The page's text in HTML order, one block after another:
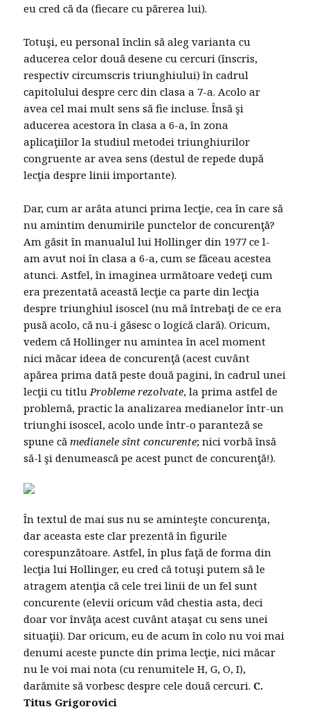
eu cred că da (fiecare cu părerea lui).
Totuşi, eu personal înclin să aleg varianta cu
aducerea celor două desene cu cercuri (înscris,
respectiv circumscris triunghiului) în cadrul
capitolului despre cerc din clasa a 7-a. Acolo ar
avea cel mai mult sens să fie incluse. Însă şi
aducerea acestora în clasa a 6-a, în zona
aplicaţiilor la studiul metodei triunghiurilor
congruente ar avea sens (destul de repede după
lecţia despre linii importante).
Dar, cum ar arăta atunci prima lecţie, cea în care să
nu amintim denumirile punctelor de concurenţă?
Am găsit în manualul lui Hollinger din 1977 ce l-
am avut noi în clasa a 6-a, cum se făceau acestea
atunci. Astfel, în imaginea următoare vedeţi cum
era prezentată această lecţie ca parte din lecţia
despre triunghiul isoscel (nu mă întrebaţi de ce era
pusă acolo, că nu-i găsesc o logică clară). Oricum,
vedem că Hollinger nu amintea în acel moment
nici măcar ideea de concurenţă (acest cuvânt
apărea prima dată peste două pagini, în cadrul unei
lecţii cu titluProbleme rezolvate, la prima astfel de
problemă, practic la analizarea medianelor într-un
triunghi isoscel, acolo unde într-o paranteză se
spune cămedianele sînt concurente; nici vorbă însă
să-l şi denumească pe acest punct de concurenţă!).
În textul de mai sus nu se aminteşte concurenţa,
dar aceasta este clar prezentă în figurile
corespunzătoare. Astfel, în plus faţă de forma din
lecţia lui Hollinger, eu cred că totuşi putem să le
atragem atenţia că cele trei linii de un fel sunt
concurente (elevii oricum văd chestia asta, deci
doar vor învăţa acest cuvânt ataşat cu sens unei
situaţii). Dar oricum, eu de acum în colo nu voi mai
denumi aceste puncte din prima lecţie, nici măcar
nu le voi mai nota (cu renumitele H, G, O, I),
darămite să vorbesc despre cele două cercuri. C.
Titus Grigorovici